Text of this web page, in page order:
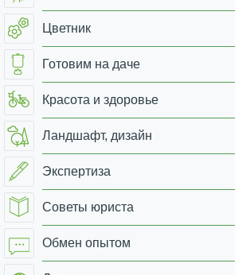
Цветник
Готовим на даче
Красота и здоровье
Ландшафт, дизайн
Экспертиза
Советы юриста
Обмен опытом